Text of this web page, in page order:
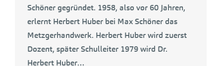
Schöner gegründet. 1958, also vor 60 Jahren,
erlernt Herbert Huber bei Max Schöner das
Metzgerhandwerk. Herbert Huber wird zuerst
Dozent, später Schulleiter 1979 wird Dr.
Herbert Huber…